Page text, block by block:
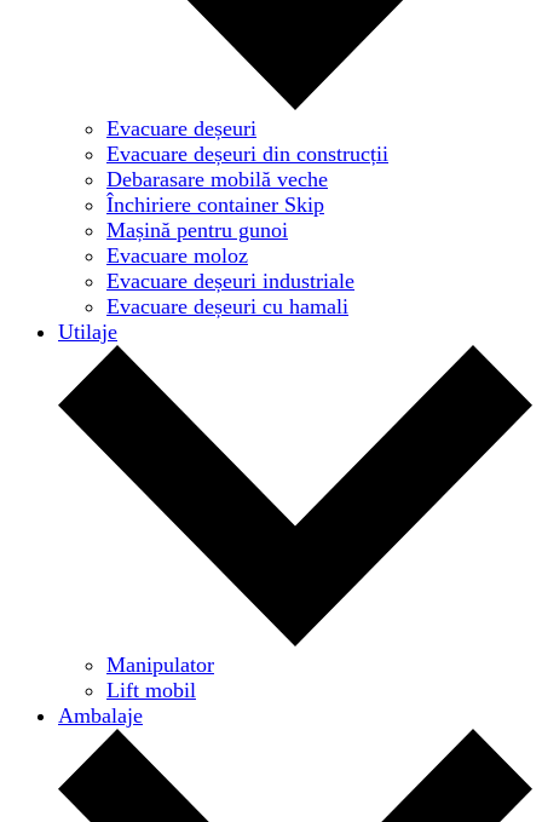
Evacuare deșeuri
Evacuare deșeuri din construcții
Debarasare mobilă veche
Închiriere container Skip
Mașină pentru gunoi
Evacuare moloz
Evacuare deșeuri industriale
Evacuare deșeuri cu hamali
Utilaje
Manipulator
Lift mobil
Ambalaje